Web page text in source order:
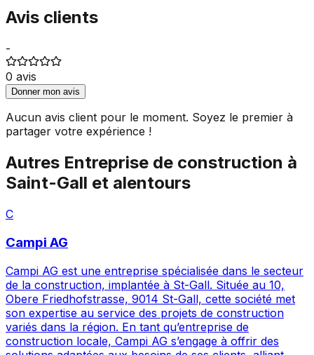
Avis clients
-
0 avis
Donner mon avis
Aucun avis client pour le moment. Soyez le premier à
partager votre expérience !
Autres Entreprise de construction à
Saint-Gall et alentours
C
Campi AG
Campi AG est une entreprise spécialisée dans le secteur
de la construction, implantée à St-Gall. Située au 10,
Obere Friedhofstrasse, 9014 St-Gall, cette société met
son expertise au service des projets de construction
variés dans la région. En tant qu’entreprise de
construction locale, Campi AG s’engage à offrir des